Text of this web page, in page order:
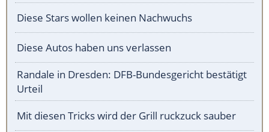
Diese Stars wollen keinen Nachwuchs
Diese Autos haben uns verlassen
Randale in Dresden: DFB-Bundesgericht bestätigt
Urteil
Mit diesen Tricks wird der Grill ruckzuck sauber